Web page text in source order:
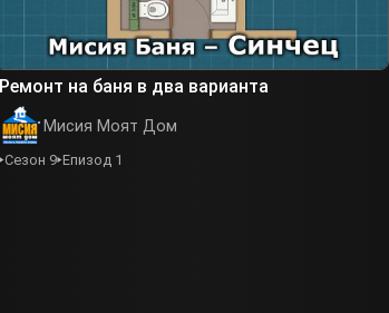
Ремонт на баня в два варианта
Мисия Моят Дом
Сезон 9 Епизод 1